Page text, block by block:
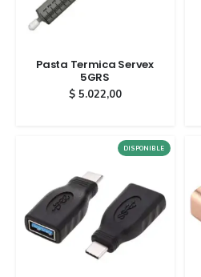
Pasta Termica Servex
5GRS
$5.022,00
DISPONIBLE